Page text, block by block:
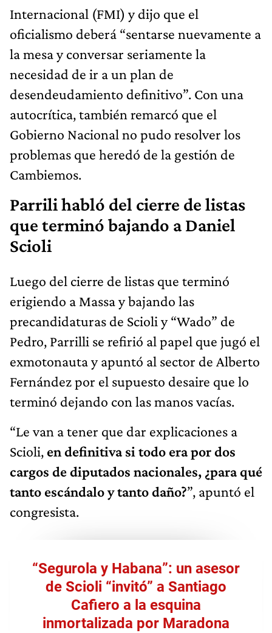
Internacional (FMI) y dijo que el
oficialismo deberá “sentarse nuevamente a
la mesa y conversar seriamente la
necesidad de ir a un plan de
desendeudamiento definitivo”. Con una
autocrítica, también remarcó que el
Gobierno Nacional no pudo resolver los
problemas que heredó de la gestión de
Cambiemos.
Parrili habló del cierre de listas
que terminó bajando a Daniel
Scioli
Luego del cierre de listas que terminó
erigiendo a Massa y bajando las
precandidaturas de Scioli y “Wado” de
Pedro, Parrilli se refirió al papel que jugó el
exmotonauta y apuntó al sector de Alberto
Fernández por el supuesto desaire que lo
terminó dejando con las manos vacías.
“Le van a tener que dar explicaciones a
Scioli, en definitiva si todo era por dos
cargos de diputados nacionales, ¿para qué
tanto escándalo y tanto daño?”, apuntó el
congresista.
“Segurola y Habana”: un asesor
de Scioli “invitó” a Santiago
Cafiero a la esquina
inmortalizada por Maradona